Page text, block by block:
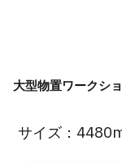
大型物置ワークシ
サイズ：